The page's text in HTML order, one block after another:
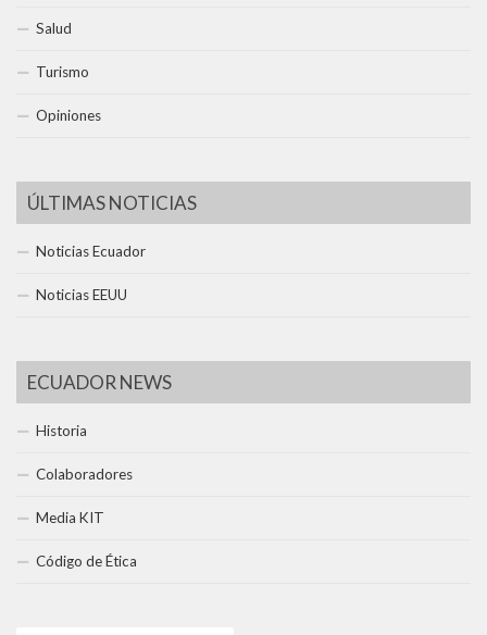
Salud
Turismo
Opiniones
ÚLTIMAS NOTICIAS
Noticias Ecuador
Noticias EEUU
ECUADOR NEWS
Historia
Colaboradores
Media KIT
Código de Ética